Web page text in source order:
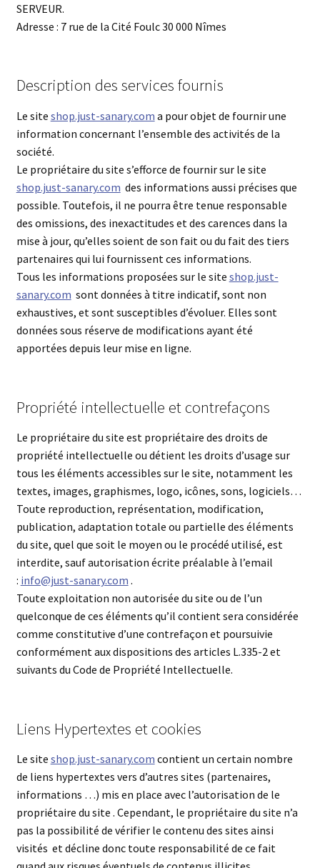
SERVEUR.
Adresse : 7 rue de la Cité Foulc 30 000 Nîmes
Description des services fournis
Le site shop.just-sanary.com a pour objet de fournir une
information concernant l’ensemble des activités de la
société.
Le propriétaire du site s’efforce de fournir sur le site
shop.just-sanary.com des informations aussi précises que
possible. Toutefois, il ne pourra être tenue responsable
des omissions, des inexactitudes et des carences dans la
mise à jour, qu’elles soient de son fait ou du fait des tiers
partenaires qui lui fournissent ces informations.
Tous les informations proposées sur le site shop.just-
sanary.com sont données à titre indicatif, sont non
exhaustives, et sont susceptibles d’évoluer. Elles sont
données sous réserve de modifications ayant été
apportées depuis leur mise en ligne.
Propriété intellectuelle et contrefaçons
Le propriétaire du site est propriétaire des droits de
propriété intellectuelle ou détient les droits d’usage sur
tous les éléments accessibles sur le site, notamment les
textes, images, graphismes, logo, icônes, sons, logiciels…
Toute reproduction, représentation, modification,
publication, adaptation totale ou partielle des éléments
du site, quel que soit le moyen ou le procédé utilisé, est
interdite, sauf autorisation écrite préalable à l’email
: info@just-sanary.com .
Toute exploitation non autorisée du site ou de l’un
quelconque de ces éléments qu’il contient sera considérée
comme constitutive d’une contrefaçon et poursuivie
conformément aux dispositions des articles L.335-2 et
suivants du Code de Propriété Intellectuelle.
Liens Hypertextes et cookies
Le site shop.just-sanary.com contient un certain nombre
de liens hypertextes vers d’autres sites (partenaires,
informations …) mis en place avec l’autorisation de le
propriétaire du site . Cependant, le propriétaire du site n’a
pas la possibilité de vérifier le contenu des sites ainsi
visités et décline donc toute responsabilité de ce fait